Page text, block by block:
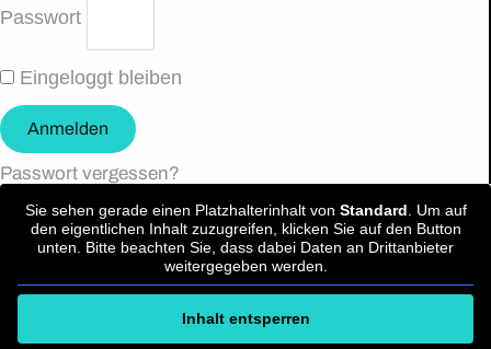
Passwort
Eingeloggt bleiben
Anmelden
Passwort vergessen?
Sie sehen gerade einen Platzhalterinhalt von Standard . Um auf
den eigentlichen Inhalt zuzugreifen, klicken Sie auf den Button
unten. Bitte beachten Sie, dass dabei Daten an Drittanbieter
weitergegeben werden.
Inhalt entsperren